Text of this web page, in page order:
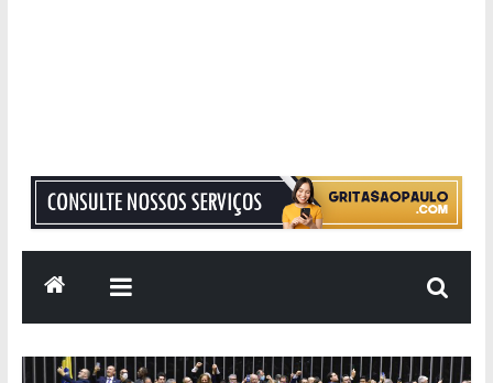
Grita
São
Paulo
Informação